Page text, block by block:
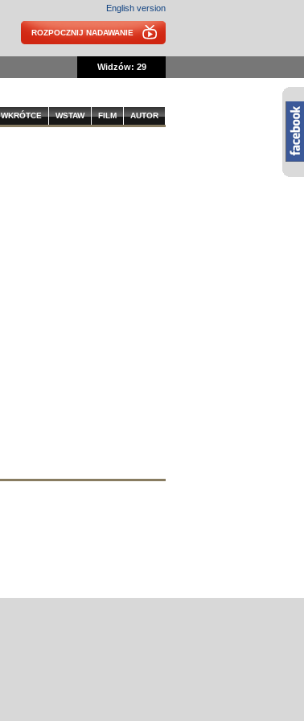
English version
ROZPOCZNIJ NADAWANIE
Widzów: 29
AUTOR
FILM
WSTAW
WKRÓTCE